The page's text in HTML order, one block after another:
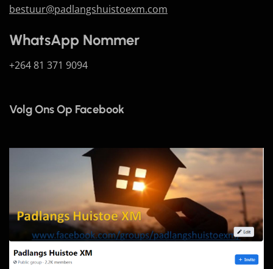
bestuur@padlangshuistoexm.com
WhatsApp Nommer
+264 81 371 9094
Volg Ons Op Facebook